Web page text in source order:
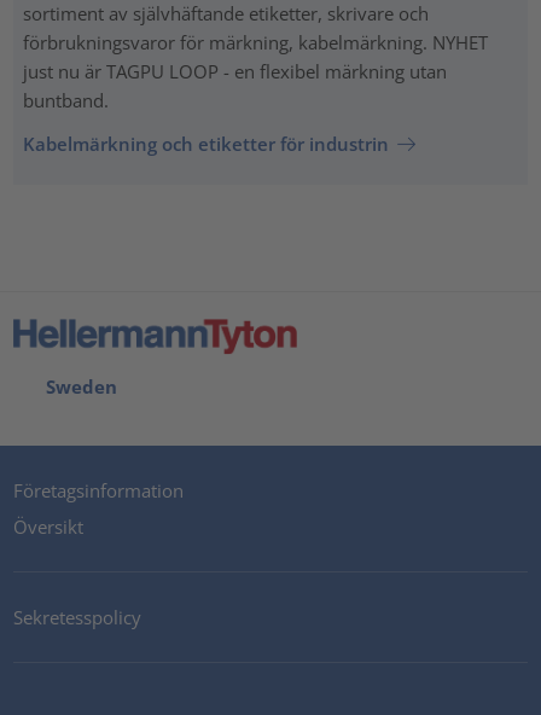
sortiment av självhäftande etiketter, skrivare och
förbrukningsvaror för märkning, kabelmärkning. NYHET
just nu är TAGPU LOOP - en flexibel märkning utan
buntband.
Kabelmärkning och etiketter för industrin
Sweden
Företagsinformation
Översikt
Sekretesspolicy